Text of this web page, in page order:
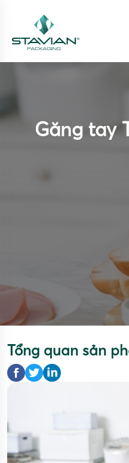
Găng tay
Tổng quan sản